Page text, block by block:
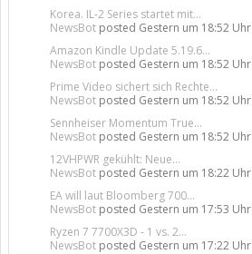
Korea. IL-2 Series startet mit...
NewsBot posted Gestern um 18:52 Uhr
Amazon Kindle Update 5.19.6...
NewsBot posted Gestern um 18:52 Uhr
Prime Video sichert sich Rechte...
NewsBot posted Gestern um 18:52 Uhr
Sennheiser Momentum True...
NewsBot posted Gestern um 18:52 Uhr
12VHPWR gekühlt: Neue...
NewsBot posted Gestern um 18:22 Uhr
EA will laut Bloomberg 700...
NewsBot posted Gestern um 17:53 Uhr
Ryzen 7 7700X3D - 1 vs. 2...
NewsBot posted Gestern um 17:22 Uhr